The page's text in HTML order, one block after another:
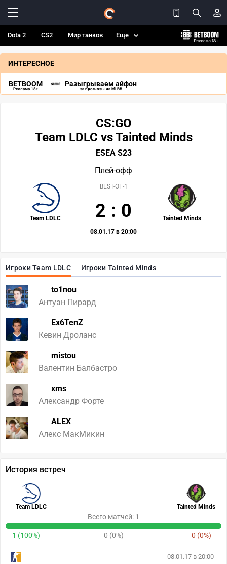
Dota 2 CS2 Мир танков Еще
ИНТЕРЕСНОЕ
BETBOOM
Реклама 18+
Разыгрываем айфон
за прогнозы на MLBB
Игроки Team LDLC Игроки Tainted Minds
to1nou
Антуан Пирард
Ex6TenZ
Кевин Дроланс
mistou
Валентин Балбастро
xms
Александр Форте
ALEX
Алекс МакМикин
CS:GO
Team LDLC vs Tainted Minds
ESEA S23
Плей-офф
Team LDLC Tainted Minds
BEST-OF-1
2 : 0
08.01.17 в 20:00
История встреч
Team LDLC Tainted Minds
Всего матчей: 1
1 (100%) 0 (0%) 0 (0%)
08.01.17 в 20:00